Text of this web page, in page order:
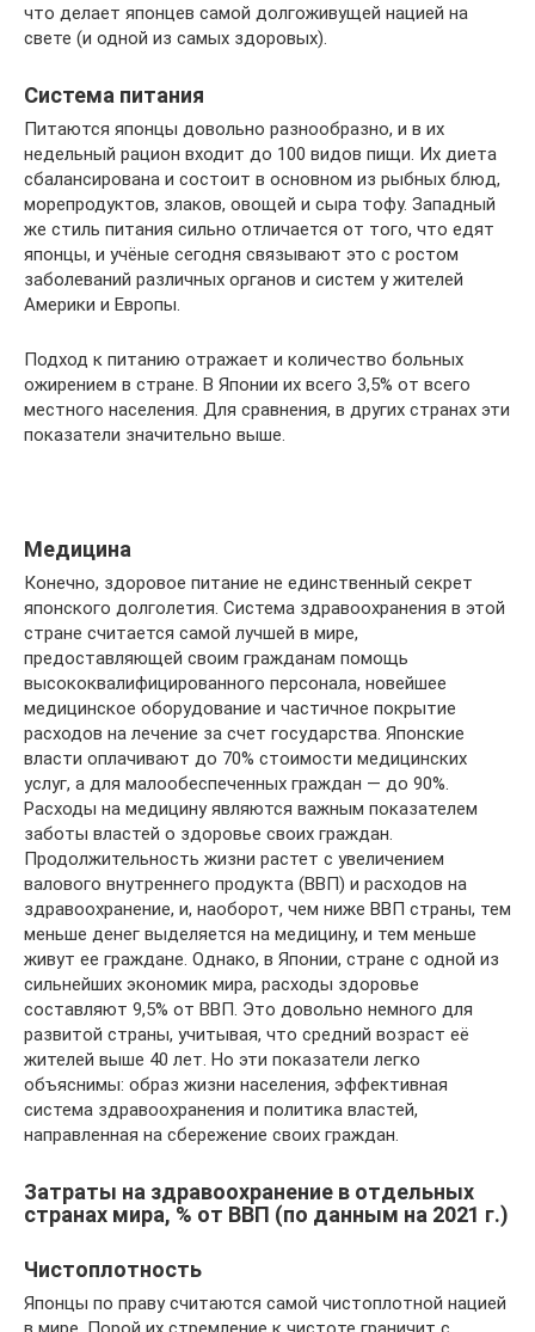
что делает японцев самой долгоживущей нацией на
свете (и одной из самых здоровых).
Система питания
Питаются японцы довольно разнообразно, и в их
недельный рацион входит до 100 видов пищи. Их диета
сбалансирована и состоит в основном из рыбных блюд,
морепродуктов, злаков, овощей и сыра тофу. Западный
же стиль питания сильно отличается от того, что едят
японцы, и учёные сегодня связывают это с ростом
заболеваний различных органов и систем у жителей
Америки и Европы.
Подход к питанию отражает и количество больных
ожирением в стране. В Японии их всего 3,5% от всего
местного населения. Для сравнения, в других странах эти
показатели значительно выше.
Медицина
Конечно, здоровое питание не единственный секрет
японского долголетия. Система здравоохранения в этой
стране считается самой лучшей в мире,
предоставляющей своим гражданам помощь
высококвалифицированного персонала, новейшее
медицинское оборудование и частичное покрытие
расходов на лечение за счет государства. Японские
власти оплачивают до 70% стоимости медицинских
услуг, а для малообеспеченных граждан — до 90%.
Расходы на медицину являются важным показателем
заботы властей о здоровье своих граждан.
Продолжительность жизни растет с увеличением
валового внутреннего продукта (ВВП) и расходов на
здравоохранение, и, наоборот, чем ниже ВВП страны, тем
меньше денег выделяется на медицину, и тем меньше
живут ее граждане. Однако, в Японии, стране с одной из
сильнейших экономик мира, расходы здоровье
составляют 9,5% от ВВП. Это довольно немного для
развитой страны, учитывая, что средний возраст её
жителей выше 40 лет. Но эти показатели легко
объяснимы: образ жизни населения, эффективная
система здравоохранения и политика властей,
направленная на сбережение своих граждан.
Затраты на здравоохранение в отдельных
странах мира, % от ВВП (по данным на 2021 г.)
Чистоплотность
Японцы по праву считаются самой чистоплотной нацией